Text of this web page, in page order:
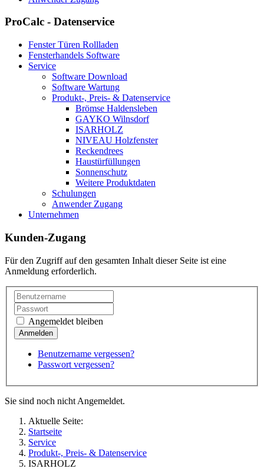
ProCalc - Datenservice
Fenster Türen Rollladen
Fensterhandels Software
Service
Software Download
Software Wartung
Produkt-, Preis- & Datenservice
Brömse Haldensleben
GAYKO Wilnsdorf
ISARHOLZ
NIVEAU Holzfenster
Reckendrees
Haustürfüllungen
Sonnenschutz
Weitere Produktdaten
Schulungen
Anwender Zugang
Unternehmen
Kunden-Zugang
Für den Zugriff auf den gesamten Inhalt dieser Seite ist eine
Anmeldung erforderlich.
Angemeldet bleiben
Benutzername vergessen?
Passwort vergessen?
Sie sind noch nicht Angemeldet.
Aktuelle Seite:
Startseite
Service
Produkt-, Preis- & Datenservice
ISARHOLZ